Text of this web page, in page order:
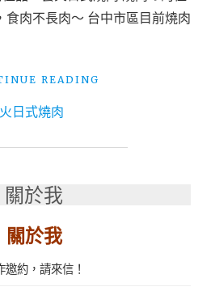
食肉不長肉～ 台中市區目前燒肉
READING
區
日式燒肉
關於我
關於我
邀約，請來信！